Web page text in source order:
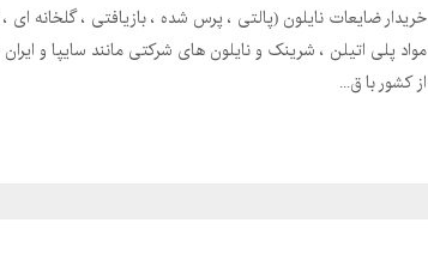
خریدار ضایعات نایلون (پالتی ، پرس شده ، بازیافتی ، گلخانه
مواد پلی اتیلن ، شرینک و نایلون های شرکتی مانند سایپا و
از کشور با ق...